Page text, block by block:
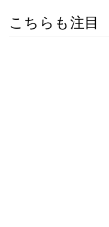
こちらも注目